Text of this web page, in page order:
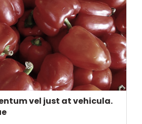
vel just at vehicula.